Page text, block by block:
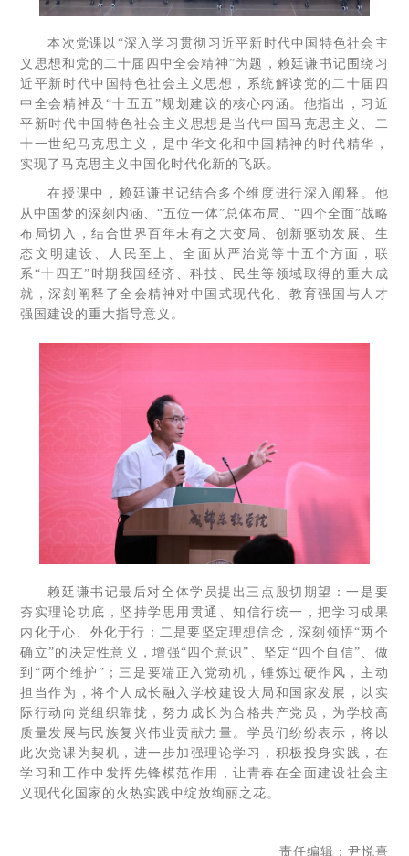
本次党课以“深入学习贯彻习近平新时代中国特色社会主
义思想和党的二十届四中全会精神”为题，赖廷谦书记围绕习
近平新时代中国特色社会主义思想，系统解读党的二十届四
中全会精神及“十五五”规划建议的核心内涵。他指出，习近
平新时代中国特色社会主义思想是当代中国马克思主义、二
十一世纪马克思主义，是中华文化和中国精神的时代精华，
实现了马克思主义中国化时代化新的飞跃。
在授课中，赖廷谦书记结合多个维度进行深入阐释。他
从中国梦的深刻内涵、“五位一体”总体布局、“四个全面”战略
布局切入，结合世界百年未有之大变局、创新驱动发展、生
态文明建设、人民至上、全面从严治党等十五个方面，联
系“十四五”时期我国经济、科技、民生等领域取得的重大成
就，深刻阐释了全会精神对中国式现代化、教育强国与人才
强国建设的重大指导意义。
赖廷谦书记最后对全体学员提出三点殷切期望：一是要
夯实理论功底，坚持学思用贯通、知信行统一，把学习成果
内化于心、外化于行；二是要坚定理想信念，深刻领悟“两个
确立”的决定性意义，增强“四个意识”、坚定“四个自信”、做
到“两个维护”；三是要端正入党动机，锤炼过硬作风，主动
担当作为，将个人成长融入学校建设大局和国家发展，以实
际行动向党组织靠拢，努力成长为合格共产党员，为学校高
质量发展与民族复兴伟业贡献力量。学员们纷纷表示，将以
此次党课为契机，进一步加强理论学习，积极投身实践，在
学习和工作中发挥先锋模范作用，让青春在全面建设社会主
义现代化国家的火热实践中绽放绚丽之花。
责任编辑：尹悦熹